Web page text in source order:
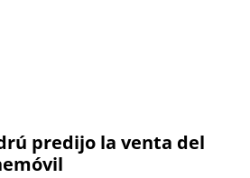
predijo la venta del